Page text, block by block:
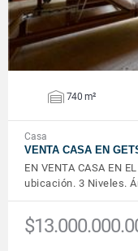
740 m²
Casa
VENTA CASA EN
EN VENTA CASA EN
ubicación. 3 Niveles.